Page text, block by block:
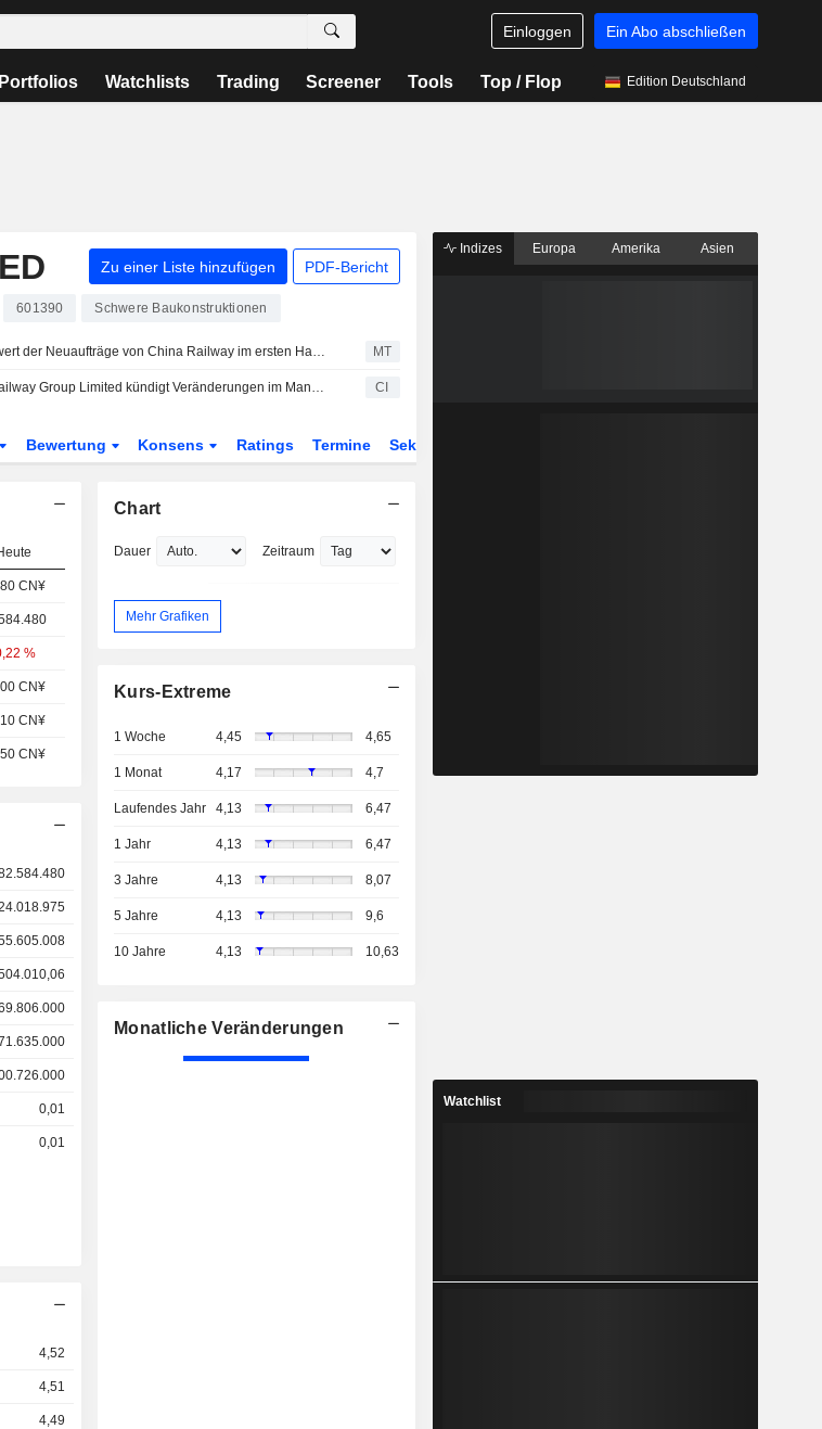
Einloggen Ein Abo abschließen
Portfolios Watchlists Trading Screener Tools Top / Flop Edition Deutschland
Zu einer Liste hinzufügen PDF-Bericht
601390 Schwere Baukonstruktionen
Gesamtwert der Neuaufträge von China Railway im ersten Halbjahr um 9% gesunken MT
China Railway Group Limited kündigt Veränderungen im Management an CI
Bewertung Konsens Ratings Termine Sektor
CN¥
%
CN¥
CN¥
CN¥
0,01
0,01
4,52
4,51
4,49
Chart
Dauer Zeitraum
Mehr Grafiken
Kurs-Extreme
1 Woche 4,45 4,65
1 Monat 4,17 4,7
Laufendes Jahr 4,13 6,47
1 Jahr 4,13 6,47
3 Jahre 4,13 8,07
5 Jahre 4,13 9,6
10 Jahre 4,13 10,63
Monatliche Veränderungen
Indizes Europa Amerika Asien
Watchlist